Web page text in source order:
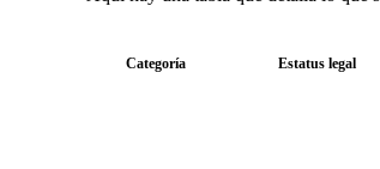
Categoría Estatus legal